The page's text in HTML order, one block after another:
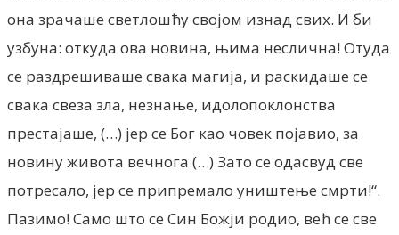
она зрачаше светлошћу својом изнад свих. И би
узбуна: откуда ова новина, њима неслична! Отуда
се раздрешиваше свака магија, и раскидаше се
свака свеза зла, незнање, идолопоклонства
престајаше, (…) јер се Бог као човек појавио, за
новину живота вечнога (…) Зато се одасвуд све
потресало, јер се припремало уништење смрти!“.
Пазимо! Само што се Син Божји родио, већ се све